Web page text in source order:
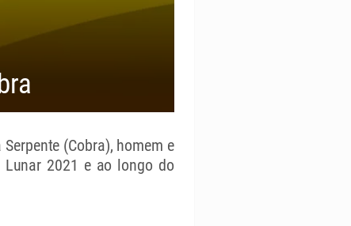
(Cobra), homem e
2021 e ao longo do